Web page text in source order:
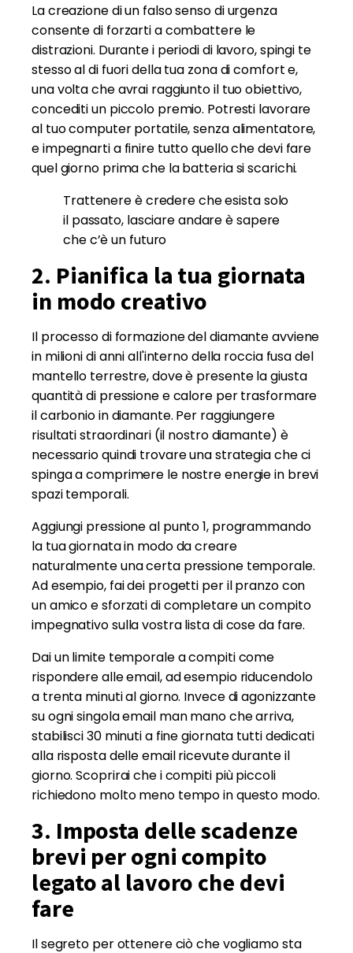
La creazione di un falso senso di urgenza
consente di forzarti a combattere le
distrazioni. Durante i periodi di lavoro, spingi te
stesso al di fuori della tua zona di comfort e,
una volta che avrai raggiunto il tuo obiettivo,
concediti un piccolo premio. Potresti lavorare
al tuo computer portatile, senza alimentatore,
e impegnarti a finire tutto quello che devi fare
quel giorno prima che la batteria si scarichi.
Trattenere è credere che esista solo
il passato, lasciare andare è sapere
che c’è un futuro
2. Pianifica la tua giornata
in modo creativo
Il processo di formazione del diamante avviene
in milioni di anni all'interno della roccia fusa del
mantello terrestre, dove è presente la giusta
quantità di pressione e calore per trasformare
il carbonio in diamante. Per raggiungere
risultati straordinari (il nostro diamante) è
necessario quindi trovare una strategia che ci
spinga a comprimere le nostre energie in brevi
spazi temporali.
Aggiungi pressione al punto 1, programmando
la tua giornata in modo da creare
naturalmente una certa pressione temporale.
Ad esempio, fai dei progetti per il pranzo con
un amico e sforzati di completare un compito
impegnativo sulla vostra lista di cose da fare.
Dai un limite temporale a compiti come
rispondere alle email, ad esempio riducendolo
a trenta minuti al giorno. Invece di agonizzante
su ogni singola email man mano che arriva,
stabilisci 30 minuti a fine giornata tutti dedicati
alla risposta delle email ricevute durante il
giorno. Scoprirai che i compiti più piccoli
richiedono molto meno tempo in questo modo.
3. Imposta delle scadenze
brevi per ogni compito
legato al lavoro che devi
fare
Il segreto per ottenere ciò che vogliamo sta